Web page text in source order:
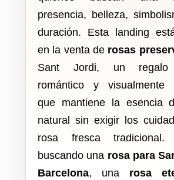
presencia, belleza,
duración. Esta landing
en la venta de rosas
Sant Jordi, un regalo
romántico y visualmente
que mantiene la esencia
natural sin exigir los
rosa fresca
buscando una rosa para
Barcelona, una rosa